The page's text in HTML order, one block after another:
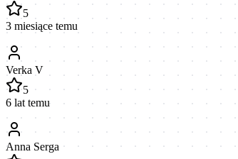
5
3 miesiące temu
Verka V
5
6 lat temu
Anna Serga